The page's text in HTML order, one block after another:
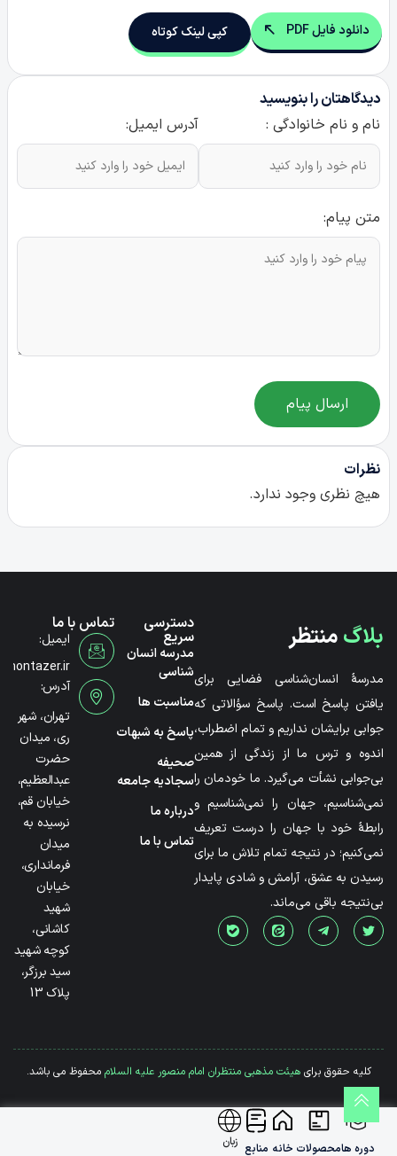
دانلود فایل PDF کپی لینک کوتاه
دیدگاهتان را بنویسید
نام و نام خانوادگی :
آدرس ایمیل:
متن پیام:
ارسال پیام
نظرات
هیچ نظری وجود ندارد.
بلاگمنتظر
مدرسۀ انسان‌شناسی فضایی برای
یافتن پاسخ است. پاسخ سؤالاتی که
جوابی برایشان نداریم و تمام اضطراب،
اندوه و ترس ما از زندگی از همین
بی‌جوابی نشأت می‌گیرد. ما خودمان را
نمی‌شناسیم، جهان را نمی‌شناسیم و
رابطۀ خود با جهان را درست تعریف
نمی‌کنیم؛ در نتیجه تمام تلاش ما برای
رسیدن به عشق، آرامش و شادی پایدار
بی‌نتیجه باقی می‌ماند.
دسترسی
سریع
مدرسه انسان
شناسی
مناسبت ها
پاسخ به شبهات
صحیفه
سجادیه جامعه
درباره ما
تماس با ما
تماس با ما
ایمیل:
آدرس:
تهران، شهر
ری، میدان
حضرت
عبدالعظیم،
خیابان قم،
نرسیده به
میدان
فرمانداری،
خیابان
شهید
کاشانی،
کوچه شهید
سید برزگر،
پلاک 13
کلیه حقوق برایهیئت مذهبی منتظران امام منصور علیه السلاممحفوظ می باشد.
دوره هامحصولات خانه منابع زبان